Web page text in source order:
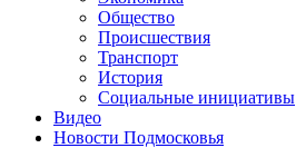
Общество
Происшествия
Транспорт
История
Социальные инициативы
Видео
Новости Подмосковья